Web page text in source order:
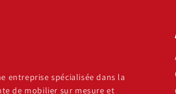
entreprise spécialisée dans la
de mobilier sur mesure et